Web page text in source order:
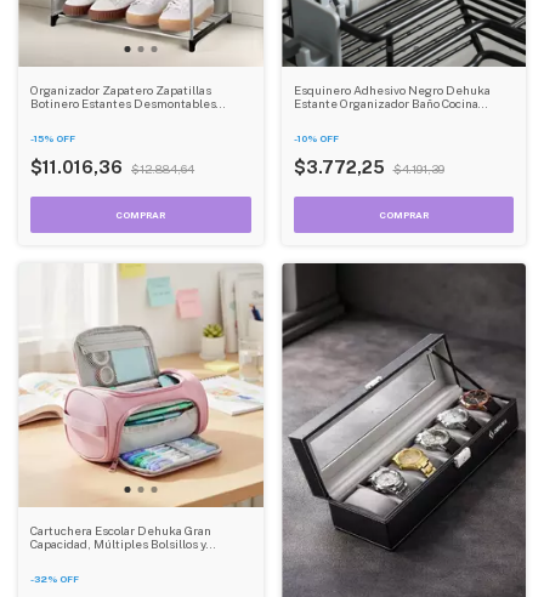
Organizador Zapatero Zapatillas
Botinero Estantes Desmontables
-15% OFF
$11.016,36 $12.884,64
Esquinero Adhesivo Negro Dehuka
Estante Organizador Baño Cocina
-10% OFF
$3.772,25 $4.191,39
Cartuchera Escolar Dehuka Gran
Capacidad, Múltiples Bolsillos y
-32% OFF